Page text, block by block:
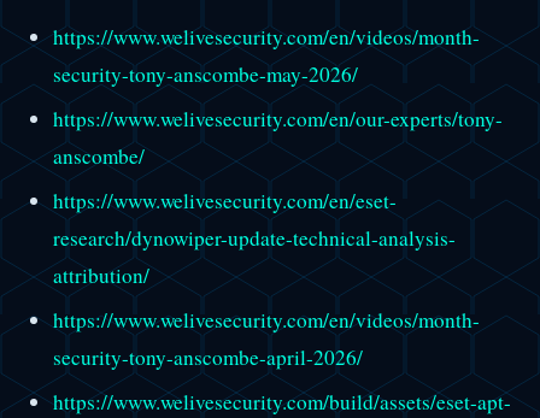
https://www.welivesecurity.com/en/videos/month-
security-tony-anscombe-may-2026/
https://www.welivesecurity.com/en/our-experts/tony-
anscombe/
https://www.welivesecurity.com/en/eset-
research/dynowiper-update-technical-analysis-
attribution/
https://www.welivesecurity.com/en/videos/month-
security-tony-anscombe-april-2026/
https://www.welivesecurity.com/build/assets/eset-apt-